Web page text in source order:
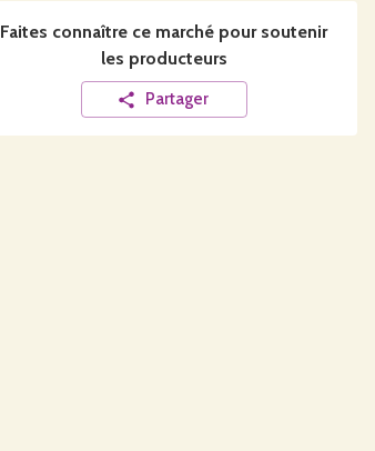
Faites connaître ce marché pour soutenir
les producteurs
Partager